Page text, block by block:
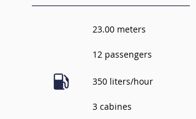
23.00 meters
12 passengers
350 liters/hour
3 cabines